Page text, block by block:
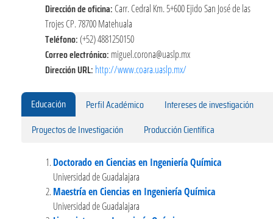
Dirección de oficina: Carr. Cedral Km. 5+600 Ejido San José de las
Trojes CP. 78700 Matehuala
Teléfono:(+52) 4881250150
Correo electrónico: miguel.corona@uaslp.mx
Dirección URL: http://www.coara.uaslp.mx/
Educación Perfil Académico
Intereses de investigación
Proyectos de Investigación
Producción Científica
Doctorado en Ciencias en Ingeniería Química
Universidad de Guadalajara
Maestría en Ciencias en Ingeniería Química
Universidad de Guadalajara